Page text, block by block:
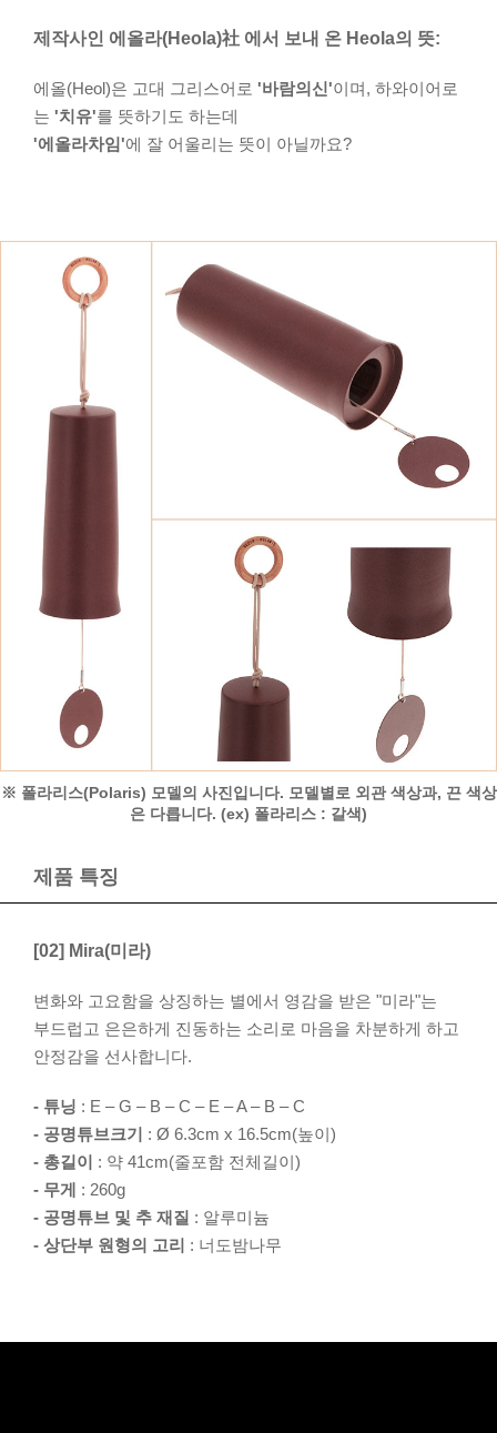
제작사인 에올라(Heola)社 에서 보내 온 Heola의 뜻:
에올(Heol)은 고대 그리스어로 '바람의신'이며, 하와이어로
는 '치유'를 뜻하기도 하는데
'에올라차임'에 잘 어울리는 뜻이 아닐까요?
※ 폴라리스(Polaris) 모델의 사진입니다. 모델별로 외관 색상과, 끈 색상
은 다릅니다. (ex) 폴라리스 : 갈색)
제품 특징
[02] Mira(미라)
변화와 고요함을 상징하는 별에서 영감을 받은 "미라"는
부드럽고 은은하게 진동하는 소리로 마음을 차분하게 하고
안정감을 선사합니다.
- 튜닝 : E – G – B – C – E – A – B – C
- 공명튜브크기
: Ø 6.3cm x 16.5cm(높이)
- 총길이
: 약 41cm(줄포함 전체길이)
- 무게 : 260g
- 공명튜브 및 추 재질 : 알루미늄
- 상단부 원형의 고리 : 너도밤나무